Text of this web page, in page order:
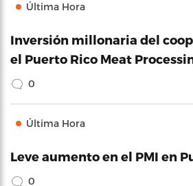
Última Hora
Inversión millonaria del
el Puerto Rico Meat
0
Última Hora
Leve aumento en el PMI en
0